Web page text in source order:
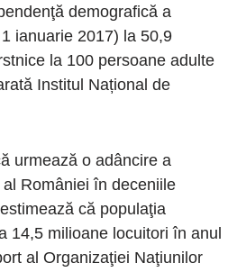
demografică a
ianuarie 2017) la 50,9
la 100 persoane adulte
Institul Național de
urmează o adâncire a
României în deceniile
că populaţia
14,5 milioane locuitori în anul
al Organizaţiei Naţiunilor